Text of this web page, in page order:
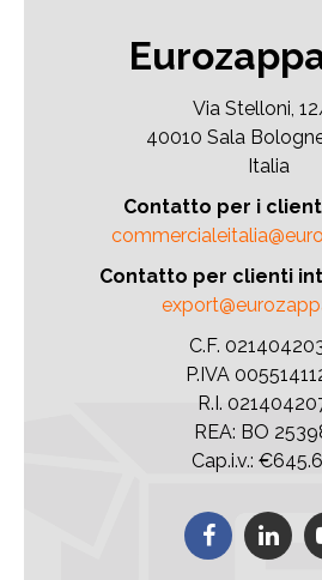
Via Stelloni,
40010 Sala
Italia
Contatto per i
Contatto per clienti
C.F.
P.IVA
R.I.
REA: BO
Cap.i.v.: